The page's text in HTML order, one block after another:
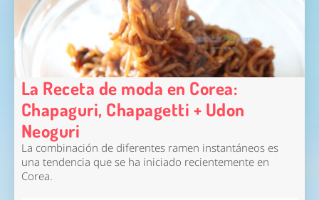
La Receta de moda en Corea:
Chapaguri, Chapagetti + Udon
Neoguri
La combinación de diferentes ramen instantáneos es
una tendencia que se ha iniciado recientemente en
Corea.